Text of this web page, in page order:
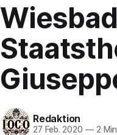
Redaktion
27 Feb. 2020 —2